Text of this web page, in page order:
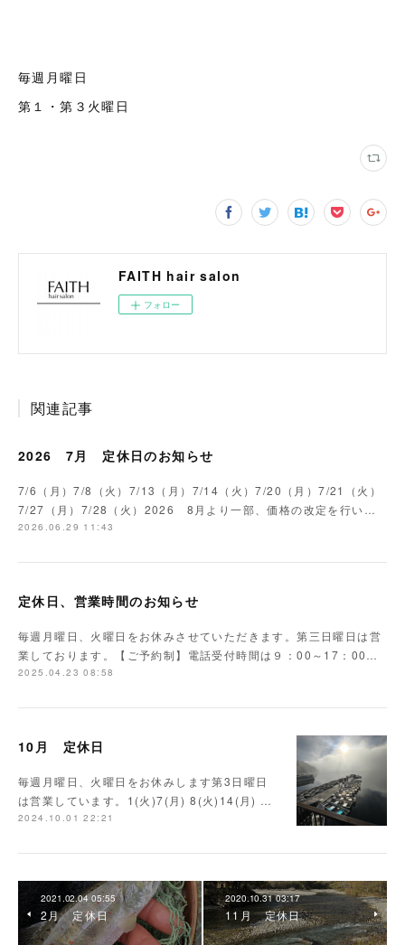
毎週月曜日
第１・第３火曜日
FAITH hair salon
フォロー
関連記事
2026 7月 定休日のお知らせ
7/6（月）7/8（火）7/13（月）7/14（火）7/20（月）7/21（火）
7/27（月）7/28（火）2026 8月より一部、価格の改定を行い…
2026.06.29 11:43
定休日、営業時間のお知らせ
毎週月曜日、火曜日をお休みさせていただきます。第三日曜日は営
業しております。【ご予約制】電話受付時間は９：00～17：00…
2025.04.23 08:58
10月 定休日
毎週月曜日、火曜日をお休みします第3日曜日
は営業しています。1(火)7(月) 8(火)14(月) …
2024.10.01 22:21
2021.02.04 05:55
2月 定休日
2020.10.31 03:17
11月 定休日